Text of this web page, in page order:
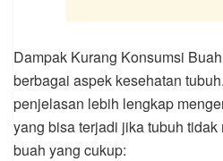
Dampak Kurang Konsumsi
berbagai aspek kesehatan
penjelasan lebih lengkap
yang bisa terjadi jika tubuh
buah yang cukup: